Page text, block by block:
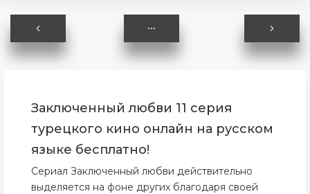
Заключенный любви 11 серия
турецкого кино онлайн на русском
языке бесплатно!
Сериал Заключенный любви действительно
выделяется на фоне других благодаря своей